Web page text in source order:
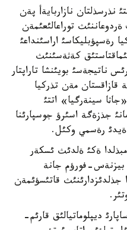
نذرسذلتان نازاربايةأ پةن
توراعالئعئمةن
رةسپؤبليكاسئ اراسئنداعئ
كةثةسئنئث
ناتيجةسئ بويئنشا تاراپتار
قازاقستان مةن تذركيا
سينةرگيا» اتتئ
جذزةگة اسئرؤ جوسپارئنا
رةسمي وكئل.
ئستامبذلدا ةكئ ةلدئث ئسكةر
بيزنةس-فورؤم جانة
جذلدئزدارئنئث قاتئسؤئمةن
ديپلوماتيالئق قارئم-